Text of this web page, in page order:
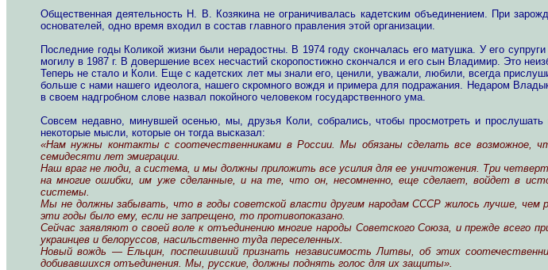
Общественная деятельность Н. В. Козякина не ограничивалась кадетским объединением. При
основателей, одно время входил в состав главного правления этой организации.
Последние годы Коликой жизни были нерадостны. В 1974 году скончалась его матушка. У его
могилу в 1987 г. В довершение всех несчастий скоропостижно скончался и его сын Владимир. Это
Теперь не стало и Коли. Еще с кадетских лет мы знали его, ценили, уважали, любили, всегда
больше с нами нашего идеолога, нашего скромного вождя и примера для подражания. Недаром
в своем надгробном слове назвал покойного человеком государственного ума.
Совсем недавно, минувшей осенью, мы, друзья Коли, собрались, чтобы просмотреть и
некоторые мысли, которые он тогда высказал:
«Нам нужны контакты с соотечественниками в России. Мы обязаны сделать все
семидесяти лет эмиграции.
Наш враг не люди, а система, и мы должны приложить все усилия для ее уничтожения. Три
на многие ошибки, им уже сделанные, и на те, что он, несомненно, еще сделает, войдет в
системы.
Мы не должны забывать, что в годы советской власти другим народам СССР жилось лучше, чем
эти годы было ему, если не запрещено, то противопоказано.
Сейчас заявляют о своей воле к отъединению многие народы Советского Союза, и прежде
украинцев и белоруссов, насильственно туда переселенных.
Новый вождь — Ельцин, поспешивший признать независимость Литвы, об этих
добивавшихся отъединения. Мы, русские, должны поднять голос для их защиты».